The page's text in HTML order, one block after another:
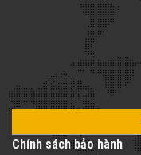
Chính sách bảo hành